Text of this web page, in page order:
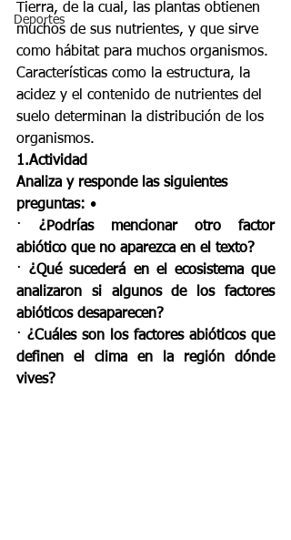
Deportes
Tierra, de la cual, las plantas obtienen
muchos de sus nutrientes, y que sirve
como hábitat para muchos organismos.
Características como la estructura, la
acidez y el contenido de nutrientes del
suelo determinan la distribución de los
organismos.
1.Actividad
Analiza y responde las siguientes
preguntas: •
· ¿Podrías mencionar otro factor
abiótico que no aparezca en el texto?
· ¿Qué sucederá en el ecosistema que
analizaron si algunos de los factores
abióticos desaparecen?
· ¿Cuáles son los factores abióticos que
definen el clima en la región dónde
vives?